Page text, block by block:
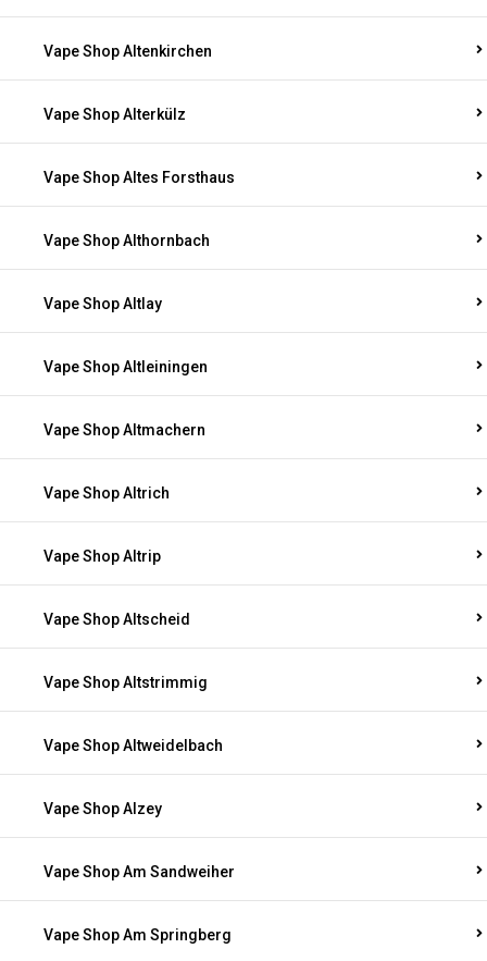
Vape Shop Altenkirchen
Vape Shop Alterkülz
Vape Shop Altes Forsthaus
Vape Shop Althornbach
Vape Shop Altlay
Vape Shop Altleiningen
Vape Shop Altmachern
Vape Shop Altrich
Vape Shop Altrip
Vape Shop Altscheid
Vape Shop Altstrimmig
Vape Shop Altweidelbach
Vape Shop Alzey
Vape Shop Am Sandweiher
Vape Shop Am Springberg